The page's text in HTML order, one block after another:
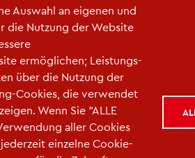
| Kontakt | Kontaktieren Sie uns
Auswahl an eigenen und
die Nutzung der Website
ermöglichen; Leistungs-
über die Nutzung der
Cookies, die verwendet
Wenn Sie "ALLE
aller Cookies
einzelne Cookie-